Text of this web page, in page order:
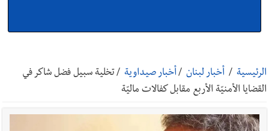
القدرات -صيدا
أخبار صيدا بلدية صيدا ومؤسسة الحريري تعقدان الاجتماع
الرئيسية / أخبار لبنان / أخبار صيداوية /تخلية سبيل فضل شاكر في
القضايا الأمنيّة الأربع مقابل كفالات ماليّة